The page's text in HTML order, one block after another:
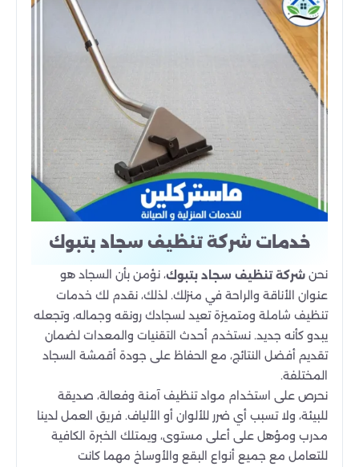
خدمات شركة تنظيف سجاد بتبوك
نحن شركة تنظيف سجاد بتبوك، نؤمن بأن السجاد هو
عنوان الأناقة والراحة في منزلك. لذلك، نقدم لك خدمات
تنظيف شاملة ومتميزة تعيد لسجادك رونقه وجماله، وتجعله
يبدو كأنه جديد. نستخدم أحدث التقنيات والمعدات لضمان
تقديم أفضل النتائج، مع الحفاظ على جودة أقمشة السجاد
المختلفة.
نحرص على استخدام مواد تنظيف آمنة وفعالة، صديقة
للبيئة، ولا تسبب أي ضرر للألوان أو الألياف. فريق العمل لدينا
مدرب ومؤهل على أعلى مستوى، ويمتلك الخبرة الكافية
للتعامل مع جميع أنواع البقع والأوساخ مهما كانت